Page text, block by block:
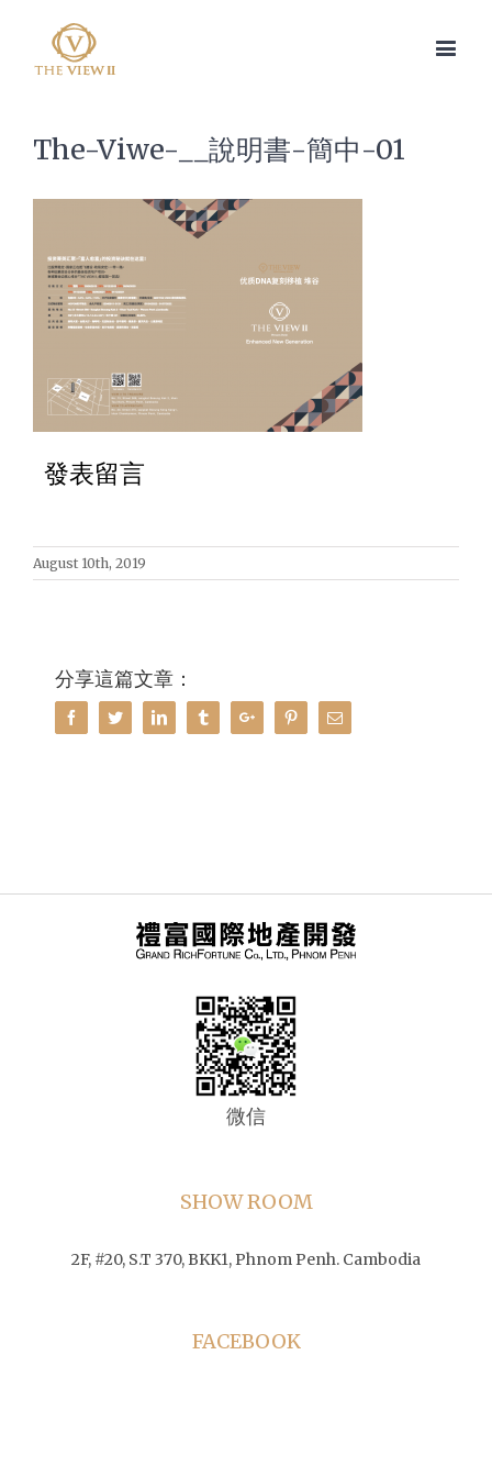
The-Viwe-__說明書-簡中-01
發表留言
August 10th, 2019
分享這篇文章：
Facebook
TwitterLinkedinTumblrGoogle+PinterestEmail
微信
SHOW ROOM
2F, #20, S.T 370, BKK1, Phnom Penh. Cambodia
FACEBOOK